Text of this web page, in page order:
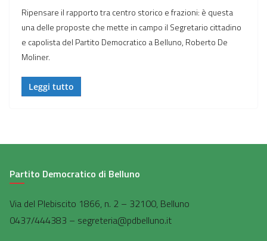
Ripensare il rapporto tra centro storico e frazioni: è questa
una delle proposte che mette in campo il Segretario cittadino
e capolista del Partito Democratico a Belluno, Roberto De
Moliner.
Leggi tutto
Partito Democratico di Belluno
Via del Plebiscito 1866, n. 2 – 32100, Belluno
0437/444383 – segreteria@pdbelluno.it